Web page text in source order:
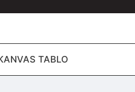
TABLO